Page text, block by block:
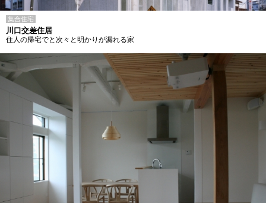
集合住宅
川口交差住居
住人の帰宅でと次々と明かりが漏れる家